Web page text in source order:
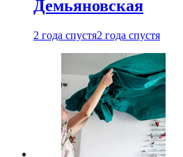
Демьяновская
2 года спустя2 года спустя